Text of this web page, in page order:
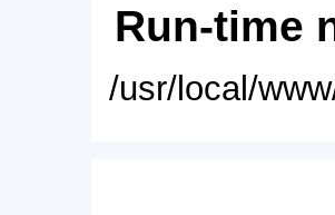
Run-time
/usr/local/